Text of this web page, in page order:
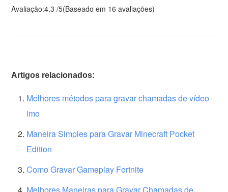
Avaliação:4.3 /5(Baseado em 16 avaliações)
Artigos relacionados:
Melhores métodos para gravar chamadas de vídeo
imo
Maneira Simples para Gravar Minecraft Pocket
Edition
Como Gravar Gameplay Fortnite